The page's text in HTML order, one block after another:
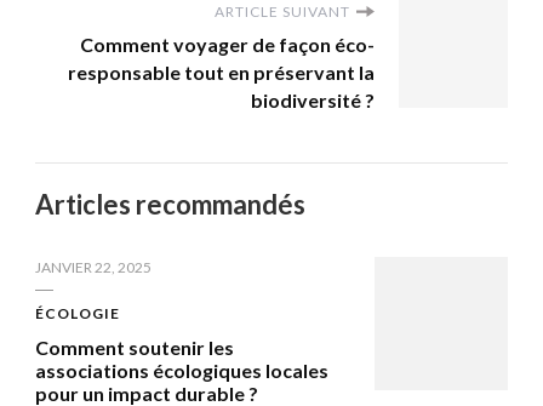
ARTICLE SUIVANT
Comment voyager de façon éco-
responsable tout en préservant la
biodiversité ?
Articles recommandés
JANVIER 22, 2025
ÉCOLOGIE
Comment soutenir les
associations écologiques locales
pour un impact durable ?